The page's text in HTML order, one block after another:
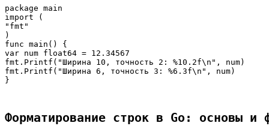
package main
import (
"fmt"
)
func main() {
var num float64 = 12.34567
fmt.Printf("Ширина 10, точность 2: %10.2f\n", num)
fmt.Printf("Ширина 6, точность 3: %6.3f\n", num)
Форматирование строк в Go: основы